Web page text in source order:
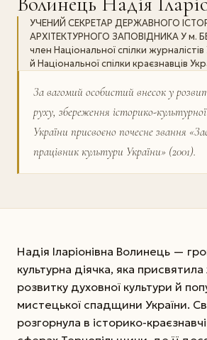
УЧЕНИЙ СЕКРЕТАР ДЕРЖАВНОГО
АРХІТЕКТУРНОГО ЗАПОВІДНИКА У м.
член Національної спілки журналістів
й Національної спілки краєзнавців
За вагомий особистий внесок у
руху, збереження історико-
України присвоєно почесне звання
працівник культури України» (2001).
Надія Іларіонівна Волинець —
культурна діячка, яка
розвитку духовної культури й
мистецької спадщини України.
розгорнула в історико-